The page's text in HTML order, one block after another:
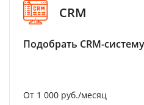
CRM
Подобрать CRM-
От 1 000 руб./месяц